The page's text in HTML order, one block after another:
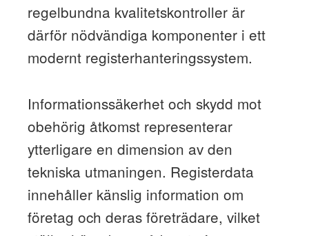
regelbundna kvalitetskontroller är
därför nödvändiga komponenter i ett
modernt registerhanteringssystem.
Informationssäkerhet och skydd mot
obehörig åtkomst representerar
ytterligare en dimension av den
tekniska utmaningen. Registerdata
innehåller känslig information om
företag och deras företrädare, vilket